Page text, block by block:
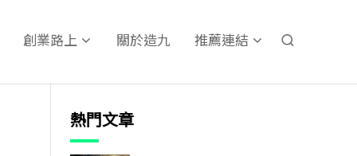
創業路上 關於造九 推薦連結
熱門文章